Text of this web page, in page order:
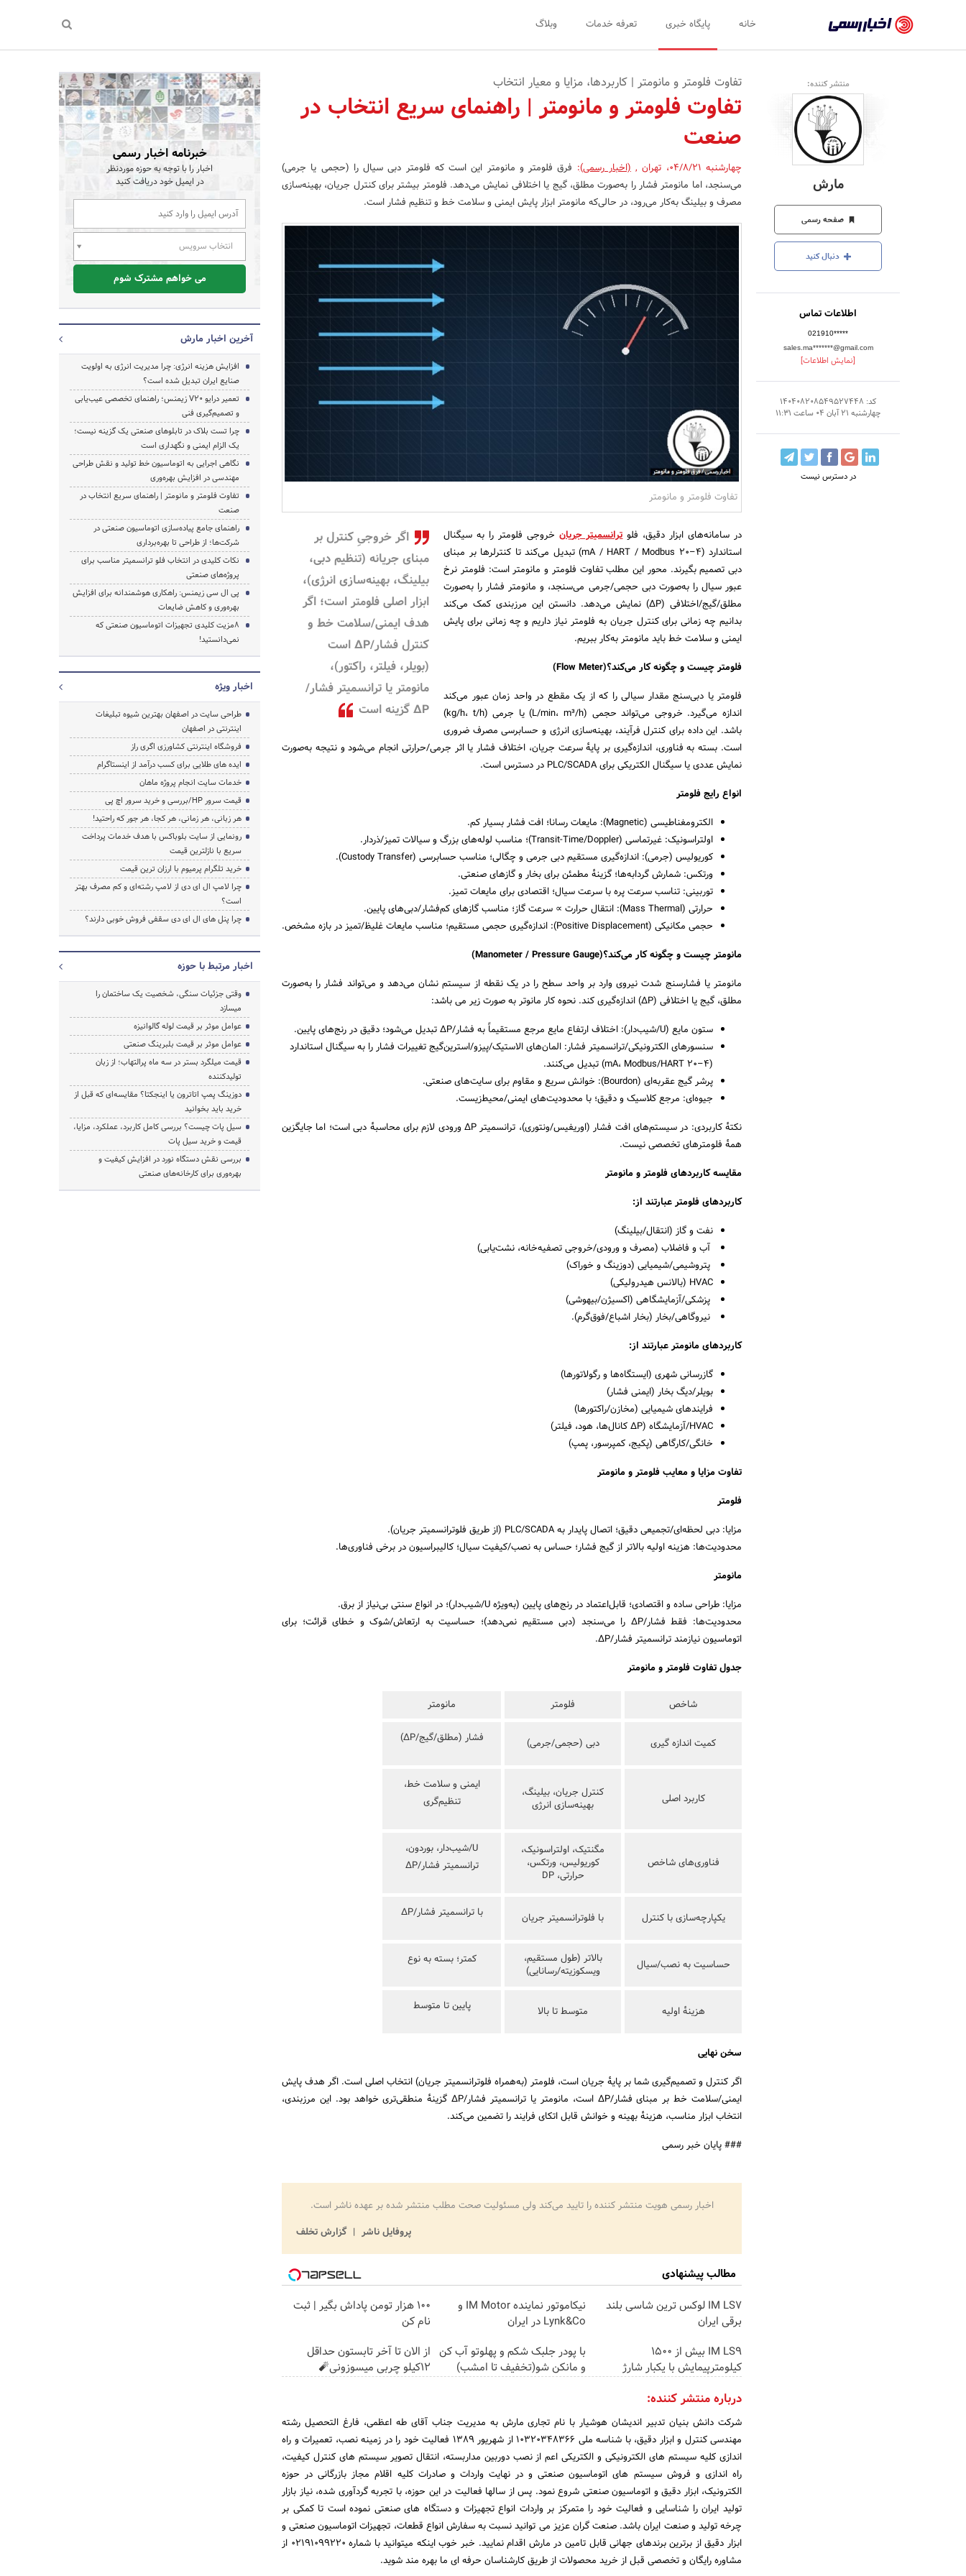
رسمی
-
اخبار
تایید
شده
شرکت‌ها،
سازمان‌ها
و
روابط
عمومی‌ها
خانه پایگاه خبری تعرفه خدمات وبلاگ
منتشر کننده:
مارش
صفحه رسمی
دنبال کنید
اطلاعات تماس
021910*****
sales.ma*******@gmail.com
[نمایش اطلاعات]
کد: 140408208549527448
چهارشنبه 21 آبان 04 ساعت 11:31
در دسترس نیست
تفاوت فلومتر و مانومتر | کاربردها، مزایا و معیار انتخاب
تفاوت فلومتر و مانومتر | راهنمای سریع انتخاب در
صنعت
چهارشنبه 04/8/21 ، تهران ,(اخبار رسمی): فرق فلومتر و مانومتر این است که فلومتر دبی سیال را (حجمی یا جرمی)
می‌سنجد، اما مانومتر فشار را به‌صورت مطلق، گیج یا اختلافی نمایش می‌دهد. فلومتر بیشتر برای کنترل جریان، بهینه‌سازی
مصرف و بیلینگ به‌کار می‌رود، در حالی‌که مانومتر ابزار پایش ایمنی و سلامت خط و تنظیم فشار است.
تفاوت فلومتر و مانومتر
اگر خروجیِ کنترل بر
مبنای جریانه (تنظیم دبی،
بیلینگ، بهینه‌سازی انرژی)،
ابزار اصلی فلومتر است؛ اگر
هدف ایمنی/سلامت خط و
کنترل فشار/ΔP است
(بویلر، فیلتر، راکتور)،
مانومتر یا ترانسمیتر فشار/
ΔP گزینه است
در سامانه‌های ابزار دقیق، فلوترانسمیتر جریان خروجی فلومتر را به سیگنال
استاندارد (۴–۲۰ mA / HART / Modbus) تبدیل می‌کند تا کنترلرها بر مبنای
دبی تصمیم بگیرند. محور این مطلب تفاوت فلومتر و مانومتر است: فلومتر نرخ
عبور سیال را به‌صورت دبی حجمی/جرمی می‌سنجد، و مانومتر فشار را به‌صورت
مطلق/گیج/اختلافی (ΔP) نمایش می‌دهد. دانستن این مرزبندی کمک می‌کند
بدانیم چه زمانی برای کنترل جریان به فلومتر نیاز داریم و چه زمانی برای پایش
ایمنی و سلامت خط باید مانومتر به‌کار ببریم.
فلومتر چیست و چگونه کار می‌کند؟(Flow Meter)
فلومتر یا دبی‌سنج مقدار سیالی را که از یک مقطع در واحد زمان عبور می‌کند
اندازه می‌گیرد. خروجی می‌تواند حجمی (L/min، m³/h) یا جرمی (kg/h، t/h)
باشد. این داده برای کنترل فرآیند، بهینه‌سازی انرژی و حسابرسی مصرف ضروری
است. بسته به فناوری، اندازه‌گیری بر پایهٔ سرعت جریان، اختلاف فشار یا اثر جرمی/حرارتی انجام می‌شود و نتیجه به‌صورت
نمایش عددی یا سیگنال الکتریکی برای PLC/SCADA در دسترس است.
انواع رایج فلومتر
الکترومغناطیسی (Magnetic): مایعات رسانا؛ افت فشار بسیار کم.
اولتراسونیک: غیرتماسی (Transit-Time/Doppler)؛ مناسب لوله‌های بزرگ و سیالات تمیز/ذردار.
کوریولیس (جرمی): اندازه‌گیری مستقیم دبی جرمی و چگالی؛ مناسب حسابرسی (Custody Transfer).
ورتکس: شمارش گردابه‌ها؛ گزینهٔ مطمئن برای بخار و گازهای صنعتی.
توربینی: تناسب سرعت پره با سرعت سیال؛ اقتصادی برای مایعات تمیز.
حرارتی (Mass Thermal): انتقال حرارت ∝ سرعت گاز؛ مناسب گازهای کم‌فشار/دبی‌های پایین.
حجمی مکانیکی (Positive Displacement): اندازه‌گیری حجمی مستقیم؛ مناسب مایعات غلیظ/تمیز در بازه مشخص.
مانومتر چیست و چگونه کار می‌کند؟(Manometer / Pressure Gauge)
مانومتر یا فشارسنج شدت نیروی وارد بر واحد سطح را در یک نقطه از سیستم نشان می‌دهد و می‌تواند فشار را به‌صورت
مطلق، گیج یا اختلافی (ΔP) اندازه‌گیری کند. نحوه کار مانوتر به صورت زیر می باشد:
ستون مایع (U/شیب‌دار): اختلاف ارتفاع مایع مرجع مستقیماً به فشار/ΔP تبدیل می‌شود؛ دقیق در رنج‌های پایین.
سنسورهای الکترونیکی/ترانسمیتر فشار: المان‌های الاستیک/پیزو/استرین‌گیج تغییرات فشار را به سیگنال استاندارد
(۴–۲۰ mA، Modbus/HART) تبدیل می‌کنند.
پرشر گیج عقربه‌ای (Bourdon): خوانش سریع و مقاوم برای سایت‌های صنعتی.
جیوه‌ای: مرجع کلاسیک و دقیق؛ با محدودیت‌های ایمنی/محیط‌زیست.
نکتهٔ کاربردی: در سیستم‌های افت فشار (اوریفیس/ونتوری)، ترانسمیتر ΔP ورودی لازم برای محاسبهٔ دبی است؛ اما جایگزین
همهٔ فلومترهای تخصصی نیست.
مقایسه کاربردهای فلومتر و مانومتر
کاربردهای فلومتر عبارتند از:
نفت و گاز (انتقال/بیلینگ)
آب و فاضلاب (مصرف و ورودی/خروجی تصفیه‌خانه، نشت‌یابی)
پتروشیمی/شیمیایی (دوزینگ و خوراک)
HVAC (بالانس هیدرولیکی)
پزشکی/آزمایشگاهی (اکسیژن/بیهوشی)
نیروگاهی/بخار (بخار اشباع/فوق‌گرم).
کاربردهای مانومتر عبارتند از:
گازرسانی شهری (ایستگاه‌ها و رگولاتورها)
بویلر/دیگ بخار (ایمنی فشار)
فرایندهای شیمیایی (مخازن/راکتورها)
HVAC/آزمایشگاه (ΔP کانال‌ها، هود، فیلتر)
خانگی/کارگاهی (پکیج، کمپرسور، پمپ)
تفاوت مزایا و معایب فلومتر و مانومتر
فلومتر
مزایا: دبی لحظه‌ای/تجمیعی دقیق؛ اتصال پایدار به PLC/SCADA (از طریق فلوترانسمیتر جریان).
محدودیت‌ها: هزینه اولیه بالاتر از گیج فشار؛ حساس به نصب/کیفیت سیال؛ کالیبراسیون در برخی فناوری‌ها.
مانومتر
مزایا: طراحی ساده و اقتصادی؛ قابل‌اعتماد در رنج‌های پایین (به‌ویژه U/شیب‌دار)؛ در انواع سنتی بی‌نیاز از برق.
محدودیت‌ها: فقط فشار/ΔP را می‌سنجد (دبی مستقیم نمی‌دهد)؛ حساسیت به ارتعاش/شوک و خطای قرائت؛ برای
اتوماسیون نیازمند ترانسمیتر فشار/ΔP.
جدول تفاوت فلومتر و مانومتر
شاخص فلومتر مانومتر
کمیت اندازه گیری دبی (حجمی/جرمی) فشار (مطلق/گیج/ΔP)
کاربرد اصلی
کنترل جریان، بیلینگ،
بهینه‌سازی انرژی
ایمنی و سلامت خط،
تنظیم‌گری
فناوری‌های شاخص
مگنتیک، اولتراسونیک،
کوریولیس، ورتکس،
حرارتی، DP
U/شیب‌دار، بوردون،
ترانسمیتر فشار/ΔP
یکپارچه‌سازی با کنترل با فلوترانسمیتر جریان با ترانسمیتر فشار/ΔP
حساسیت به نصب/سیال
بالاتر (طول مستقیم،
ویسکوزیته/رسانایی)
کمتر؛ بسته به نوع
هزینهٔ اولیه متوسط تا بالا پایین تا متوسط
سخن نهایی
اگر کنترل و تصمیم‌گیری شما بر پایهٔ جریان است، فلومتر (به‌همراه فلوترانسمیتر جریان) انتخاب اصلی است. اگر هدف پایش
ایمنی/سلامت خط بر مبنای فشار/ΔP است، مانومتر یا ترانسمیتر فشار/ΔP گزینهٔ منطقی‌تری خواهد بود. این مرزبندی،
انتخاب ابزار مناسب، هزینهٔ بهینه و خوانش قابل اتکای فرایند را تضمین می‌کند.
### پایان خبر رسمی
اخبار رسمی هویت منتشر کننده را تایید می‌کند ولی مسئولیت صحت مطلب منتشر شده بر عهده ناشر است.
پروفایل ناشر
گزارش تخلف
مطالب پیشنهادی
IM LS7 لوکس ترین شاسی بلند
برقی ایران
نیکاموتور نماینده IM Motor و
Lynk&Co در ایران
100 هزار تومن پاداش بگیر | ثبت
نام کن
IM LS9 بیش از 1500
کیلومترپیمایش با یکبار شارژ
با پودر جلبک شکم و پهلوتو آب کن
و مانکن شو(تخفیف تا امشب)
از الان تا آخر تابستون حداقل
12کیلو چربی میسوزونی🧨
درباره منتشر کننده:
شرکت دانش بنیان تدبیر اندیشان هوشیار با نام تجاری مارش به مدیریت جناب آقای طه اعظمی، فارغ التحصیل رشته
مهندسی کنترل و ابزار دقیق، با شناسه ملی ۱۰۳۲۰۳۴۸۳۶۶ از شهریور ۱۳۸۹ فعالیت خود را در زمینه نصب، تعمیرات و راه
اندازی کلیه سیستم های الکترونیکی و الکتریکی اعم از نصب دوربین مداربسته، انتقال تصویر سیستم های کنترل کیفیت،
راه اندازی و فروش سیستم های اتوماسیون صنعتی و در نهایت واردات و صادرات کلیه اقلام مجاز بازرگانی در حوزه
الکترونیک، ابزار دقیق و اتوماسیون صنعتی شروع نمود. پس از سالها فعالیت در این حوزه، با تجربه گردآوری شده، نیاز بازار
تولید ایران را شناسایی و فعالیت خود را متمرکز بر واردات انواع تجهیزات و دستگاه های صنعتی نموده است تا کمکی بر
چرخه تولید و صنعت ایران باشد. صنعت گران عزیز می توانید نسبت به سفارش انواع قطعات، تجهیزات اتوماسیون صنعتی و
ابزار دقیق از برترین برندهای جهانی قابل تامین در مارش اقدام نمایید. خبر خوب اینکه میتوانید با شماره ۰۲۱۹۱۰۹۹۲۲۰ از
مشاوره رایگان و تخصصی قبل از خرید محصولات از طریق کارشناسان حرفه ای ما بهره مند شوید.
خبرنامه اخبار رسمی
اخبار را با توجه به حوزه موردنظر
در ایمیل خود دریافت کنید
انتخاب سرویس
می خواهم مشترک شوم
آخرین اخبار مارش
افزایش هزینه انرژی: چرا مدیریت انرژی به اولویت
صنایع ایران تبدیل شده است؟
تعمیر درایو V20 زیمنس؛ راهنمای تخصصی عیب‌یابی
و تصمیم‌گیری فنی
چرا تست بلاک در تابلوهای صنعتی یک گزینه نیست؛
یک الزام ایمنی و نگهداری است
نگاهی اجرایی به اتوماسیون خط تولید و نقش طراحی
مهندسی در افزایش بهره‌وری
تفاوت فلومتر و مانومتر | راهنمای سریع انتخاب در
صنعت
راهنمای جامع پیاده‌سازی اتوماسیون صنعتی در
شرکت‌ها؛ از طراحی تا بهره‌برداری
نکات کلیدی در انتخاب فلو ترانسمیتر مناسب برای
پروژه‌های صنعتی
پی ال سی زیمنس: راهکاری هوشمندانه برای افزایش
بهره‌وری و کاهش ضایعات
8مزیت کلیدی تجهیزات اتوماسیون صنعتی که
نمی‌دانستید!
اخبار ویژه
طراحی سایت در اصفهان بهترین شیوه تبلیغات
اینترنتی در اصفهان
فروشگاه اینترنتی کشاورزی اگری راز
ایده های طلایی برای کسب درآمد از اینستاگرام
خدمات سایت انجام پروژه ماهان
قیمت سرور HP/بررسی و خرید سرور اچ پی
هر زبانی، هر زمانی، هر کجا، هر جور که راحتید!
رونمایی از سایت بلوباکس با هدف خدمات پرداخت
سریع با نازلترین قیمت
خرید تلگرام پرمیوم با ارزان ترین قیمت
چرا لامپ ال ای دی از لامپ رشته‌ای و کم مصرف بهتر
است؟
چرا پنل های ال ای دی سقفی فروش خوبی دارند؟
اخبار مرتبط با حوزه
وقتی جزئیات سنگی، شخصیت یک ساختمان را
میسازد
عوامل موثر بر قیمت لوله گالوانیزه
عوامل موثر بر قیمت بلبرینگ صنعتی
قیمت میلگرد بستر در سه ماه پرالتهاب؛ از زبان
تولیدکننده
دوزینگ پمپ اتاترون یا اینجکتا؟ مقایسه‌ای که قبل از
خرید باید بخوانید
سیل پات چیست؟ بررسی کامل کاربرد، عملکرد، مزایا،
قیمت و خرید سیل پات
بررسی نقش دستگاه نورد در افزایش کیفیت و
بهره‌وری برای کارخانه‌های صنعتی